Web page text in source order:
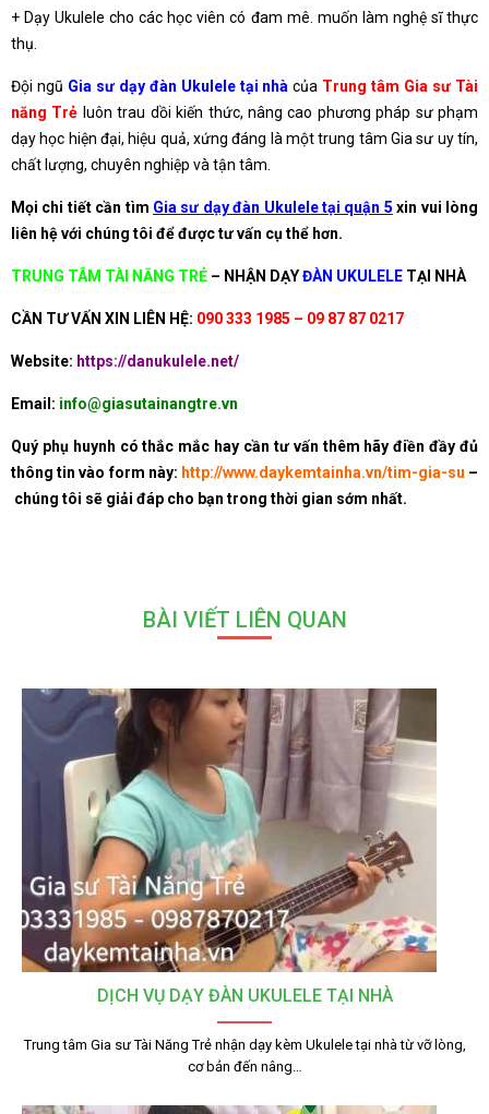
+ Dạy Ukulele cho các học viên có đam mê. muốn làm nghệ sĩ thực
thụ.
Đội ngũ Gia sư dạy đàn Ukulele tại nhà của Trung tâm Gia sư Tài
năng Trẻ luôn trau dồi kiến thức, nâng cao phương pháp sư phạm
dạy học hiện đại, hiệu quả, xứng đáng là một trung tâm Gia sư uy tín,
chất lượng, chuyên nghiệp và tận tâm.
Mọi chi tiết cần tìm Gia sư dạy đàn Ukulele tại quận 5 xin vui lòng
liên hệ với chúng tôi để được tư vấn cụ thể hơn.
TRUNG TÂM TÀI NĂNG TRẺ – NHẬN DẠYĐÀN UKULELE TẠI NHÀ
CẦN TƯ VẤN XIN LIÊN HỆ: 090 333 1985 – 09 87 87 0217
Website: https://danukulele.net/
Email: info@giasutainangtre.vn
Quý phụ huynh có thắc mắc hay cần tư vấn thêm hãy điền đầy đủ
thông tin vào form này: http://www.daykemtainha.vn/tim-gia-su –
chúng tôi sẽ giải đáp cho bạn trong thời gian sớm nhất.
BÀI VIẾT LIÊN QUAN
DỊCH VỤ DẠY ĐÀN UKULELE TẠI NHÀ
Trung tâm Gia sư Tài Năng Trẻ nhận dạy kèm Ukulele tại nhà từ vỡ lòng,
cơ bản đến nâng…